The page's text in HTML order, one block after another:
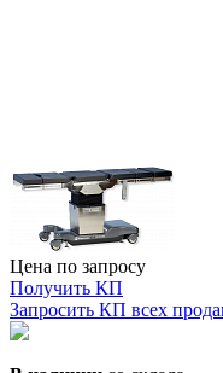
Цена по запросу
Получить КП
Запросить КП всех